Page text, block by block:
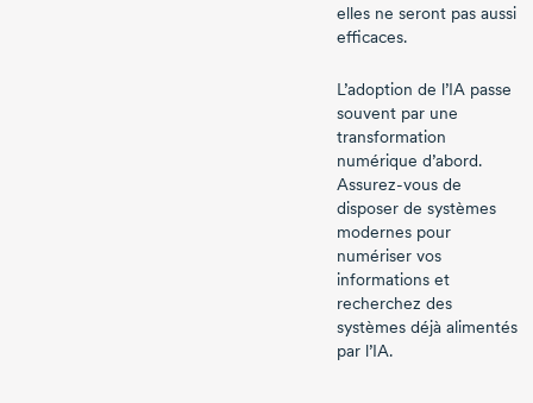
elles ne seront pas aussi
efficaces.
L’adoption de l’IA passe
souvent par une
transformation
numérique d’abord.
Assurez-vous de
disposer de systèmes
modernes pour
numériser vos
informations et
recherchez des
systèmes déjà alimentés
par l’IA.